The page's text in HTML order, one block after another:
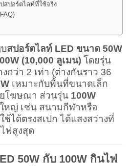
สปอร์ตไลท์ที่ใช้จริง
สปอร์ตไลท์ LED ขนาด 50W
(10,000 ลูเมน) โดยรุ่น
กว่า 2 เท่า (ต่างกันราว 36
เหมาะกับพื้นที่ขนาดเล็ก
โฆษณา ส่วนรุ่น 100W
หญ่ เช่น สนามกีฬาหรือ
ช้ได้ตรงสเปก ได้แสงสว่างที่
ฟสูงสุด
50W กับ 100W กินไฟ